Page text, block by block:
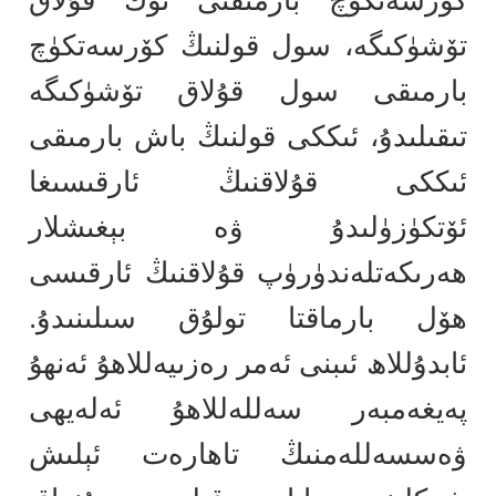
تۆشۈكىگە، سول قولنىڭ كۆرسەتكۈچ
بارمىقى سول قۇلاق تۆشۈكىگە
تىقىلىدۇ، ئىككى قولنىڭ باش بارمىقى
ئىككى قۇلاقنىڭ ئارقىسىغا
ئۆتكۈزۈلىدۇ ۋە بېغىشلار
ھەرىكەتلەندۈرۈپ قۇلاقنىڭ ئارقىسى
ھۆل بارماقتا تولۇق سىلىنىدۇ.
ئابدۇللاھ ئىبنى ئەمر رەزىيەللاھۇ ئەنھۇ
پەيغەمبەر سەللەللاھۇ ئەلەيھى
ۋەسسەللەمنىڭ تاھارەت ئېلىش